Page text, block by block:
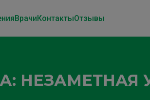
ВрачиКонтактыОтзывы